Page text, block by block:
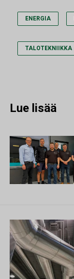
ENERGIA
TALOTEKNIIKKA
Lue lisää